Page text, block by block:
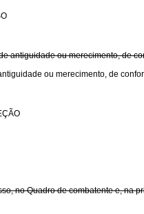
antiguidade ou merecimento, de
ou merecimento, de
no Quadro de combatente e, na